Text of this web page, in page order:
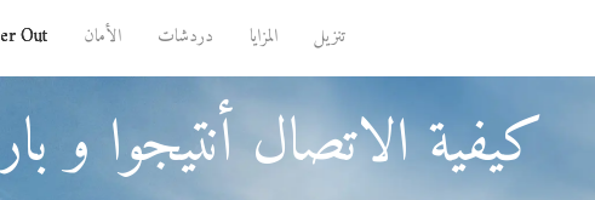
تنزيل المزايا دردشات الأمان Out
كيفية الاتصال أنتيجوا و